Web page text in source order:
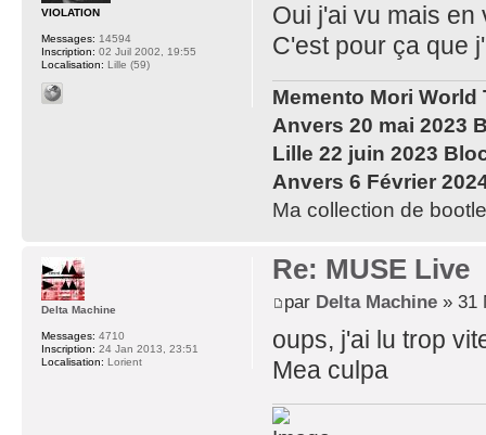
Oui j'ai vu mais en
C'est pour ça que
Memento Mori World
Anvers 20 mai 2023
Lille 22 juin 2023
Anvers 6 Février
Ma collection de
VIOLATION
Messages: 14594
Inscription: 02 Juil 2002, 19:55
Localisation: Lille (59)
Re: MUSE Live
par Delta Machine» 31
oups, j'ai lu trop
Mea culpa
Delta Machine
Messages: 4710
Inscription: 24 Jan 2013, 23:51
Localisation: Lorient